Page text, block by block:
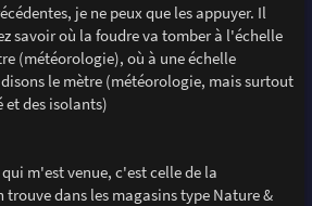
je ne peux que les appuyer. Il
savoir où la foudre va tomber à l'échelle
(météorologie), où à une échelle
le mètre (météorologie, mais surtout
des isolants)
m'est venue, c'est celle de la
trouve dans les magasins type Nature &